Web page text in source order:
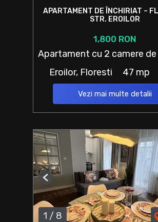
APARTAMENT DE ÎNCHIRIAT –
STR. EROILOR
1,800 RON
Apartament cu 2 camere
Eroilor, Floresti
47 mp
Vezi mai multe detalii
1 / 8
Previous